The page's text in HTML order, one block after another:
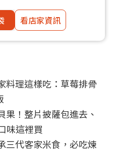
看店家資訊
理這樣吃：草莓排骨
果！整片披薩包進去、
味這裡買
代客家米食，必吃煉